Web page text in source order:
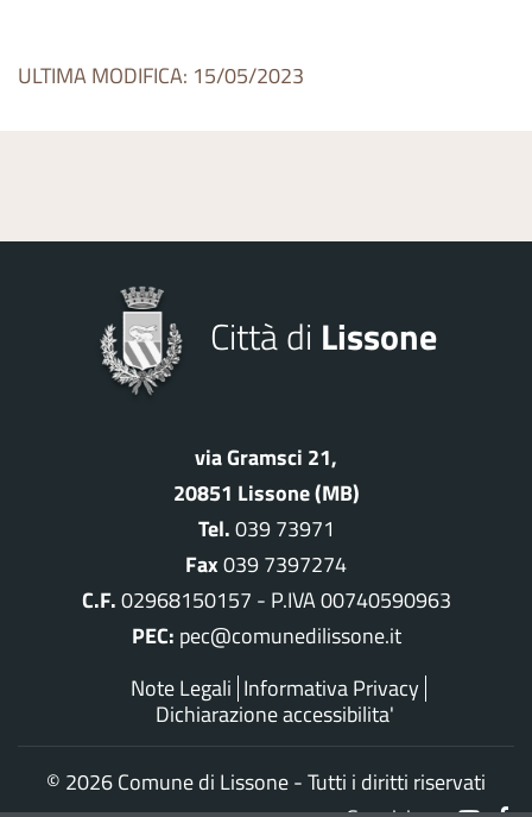
ULTIMA MODIFICA: 15/05/2023
Città di Lissone
via Gramsci 21,
20851 Lissone (MB)
Tel.039 73971
Fax039 7397274
C.F.02968150157 - P.IVA 00740590963
PEC: pec@comunedilissone.it
Note Legali Informativa Privacy
Dichiarazione accessibilita'
© 2026 Comune di Lissone - Tutti i diritti riservati